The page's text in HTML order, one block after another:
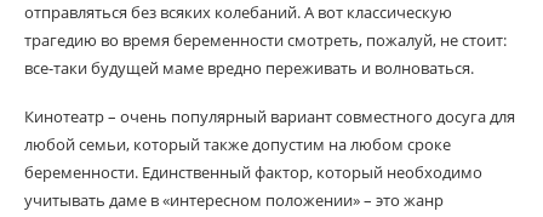
отправляться без всяких колебаний. А вот классическую
трагедию во время беременности смотреть, пожалуй, не стоит:
все-таки будущей маме вредно переживать и волноваться.
Кинотеатр – очень популярный вариант совместного досуга для
любой семьи, который также допустим на любом сроке
беременности. Единственный фактор, который необходимо
учитывать даме в «интересном положении» – это жанр